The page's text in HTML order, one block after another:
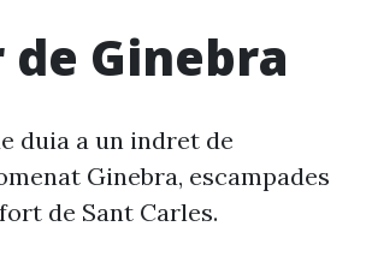
de Ginebra
duia a un indret de
Ginebra, escampades
de Sant Carles.